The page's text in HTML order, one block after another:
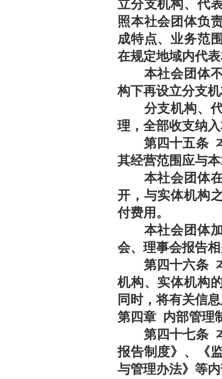
立分支机构、代
照本社会团体负
成特点、业务范
在规定地域内代
本社会团体不
构下再设立分支
分支机构、代
理，全部收支纳
第四十五条
其经营范围应与
本社会团体在
开，与实体机构
付费用。
本社会团体加
会、理事会报告
第四十六条
机构、实体机构
同时，将有关信
第四章 内部管理
第四十七条
报告制度》、《
与管理办法》等